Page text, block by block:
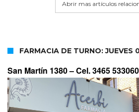
Abrir mas artículos
FARMACIA DE TURNO: JUEVES
San Martín 1380 –Cel. 3465 533060